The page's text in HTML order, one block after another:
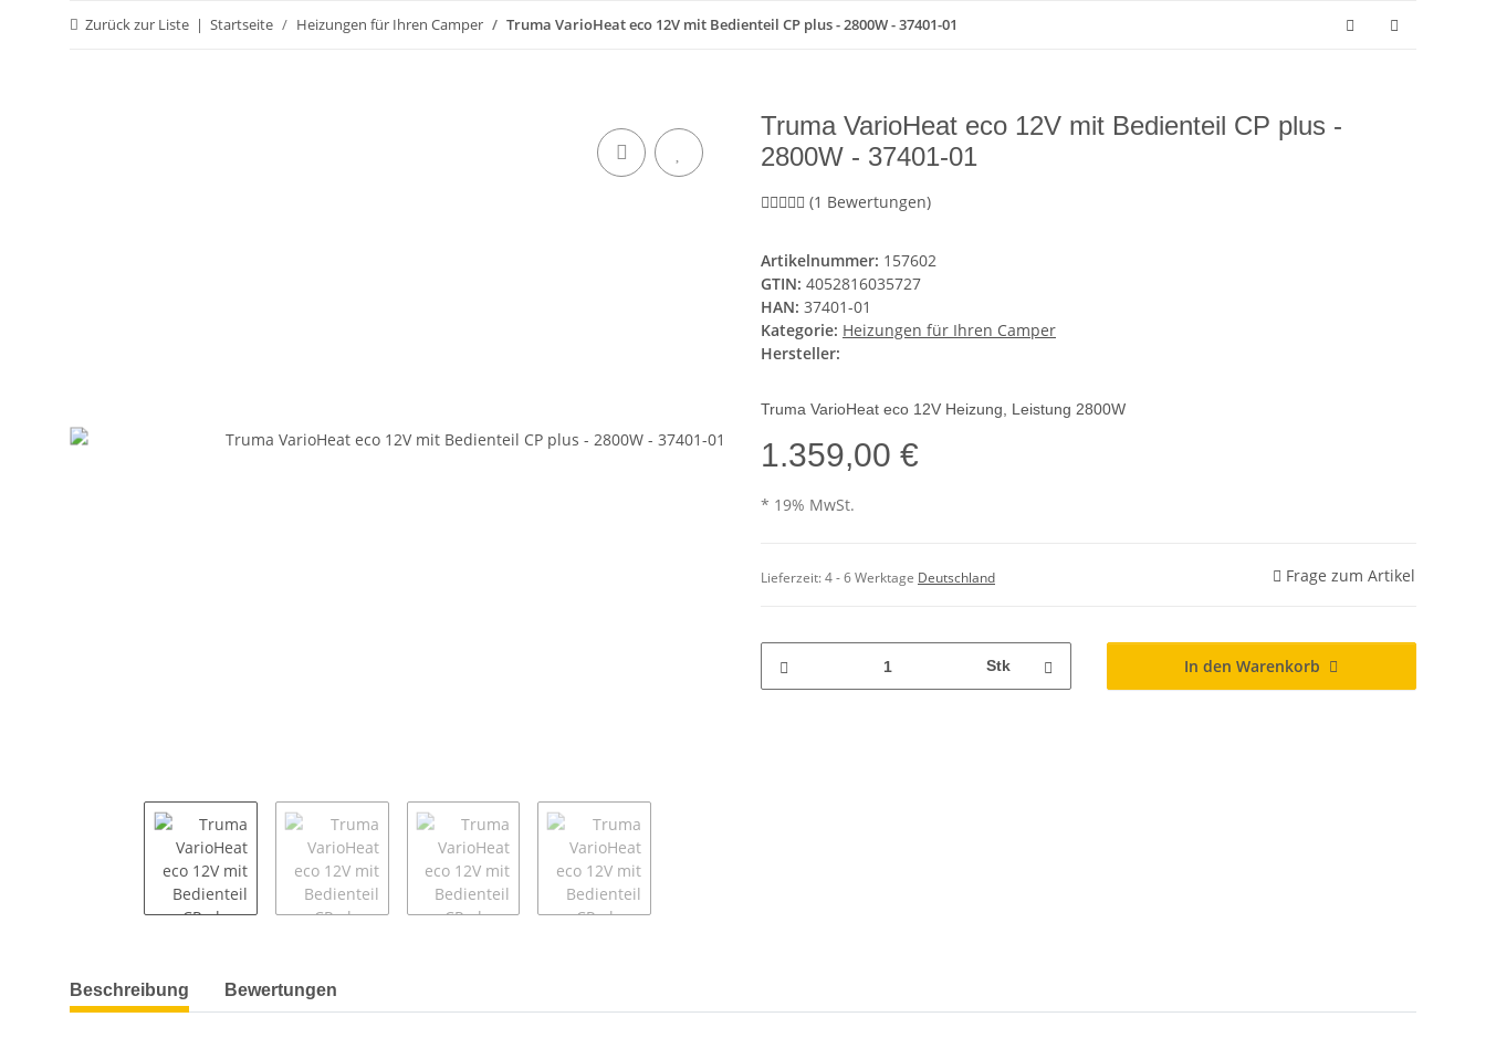
Zurück zur Liste Startseite Heizungen für Ihren Camper Truma VarioHeat eco 12V mit Bedienteil CP plus - 2800W - 37401-01
Truma VarioHeat eco 12V mit Bedienteil CP plus -
2800W - 37401-01
(1 Bewertungen)
Artikelnummer: 157602
GTIN: 4052816035727
HAN: 37401-01
Kategorie: Heizungen für Ihren Camper
Hersteller:
Truma VarioHeat eco 12V Heizung, Leistung 2800W
1.359,00 €
* 19% MwSt.
Lieferzeit:4 - 6 Werktage Deutschland Frage zum Artikel
Stk In den Warenkorb
weitere Registerkarten anzeigen
Beschreibung Bewertungen